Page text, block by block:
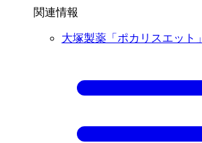
関連情報
大塚製薬「ポカリスエット」